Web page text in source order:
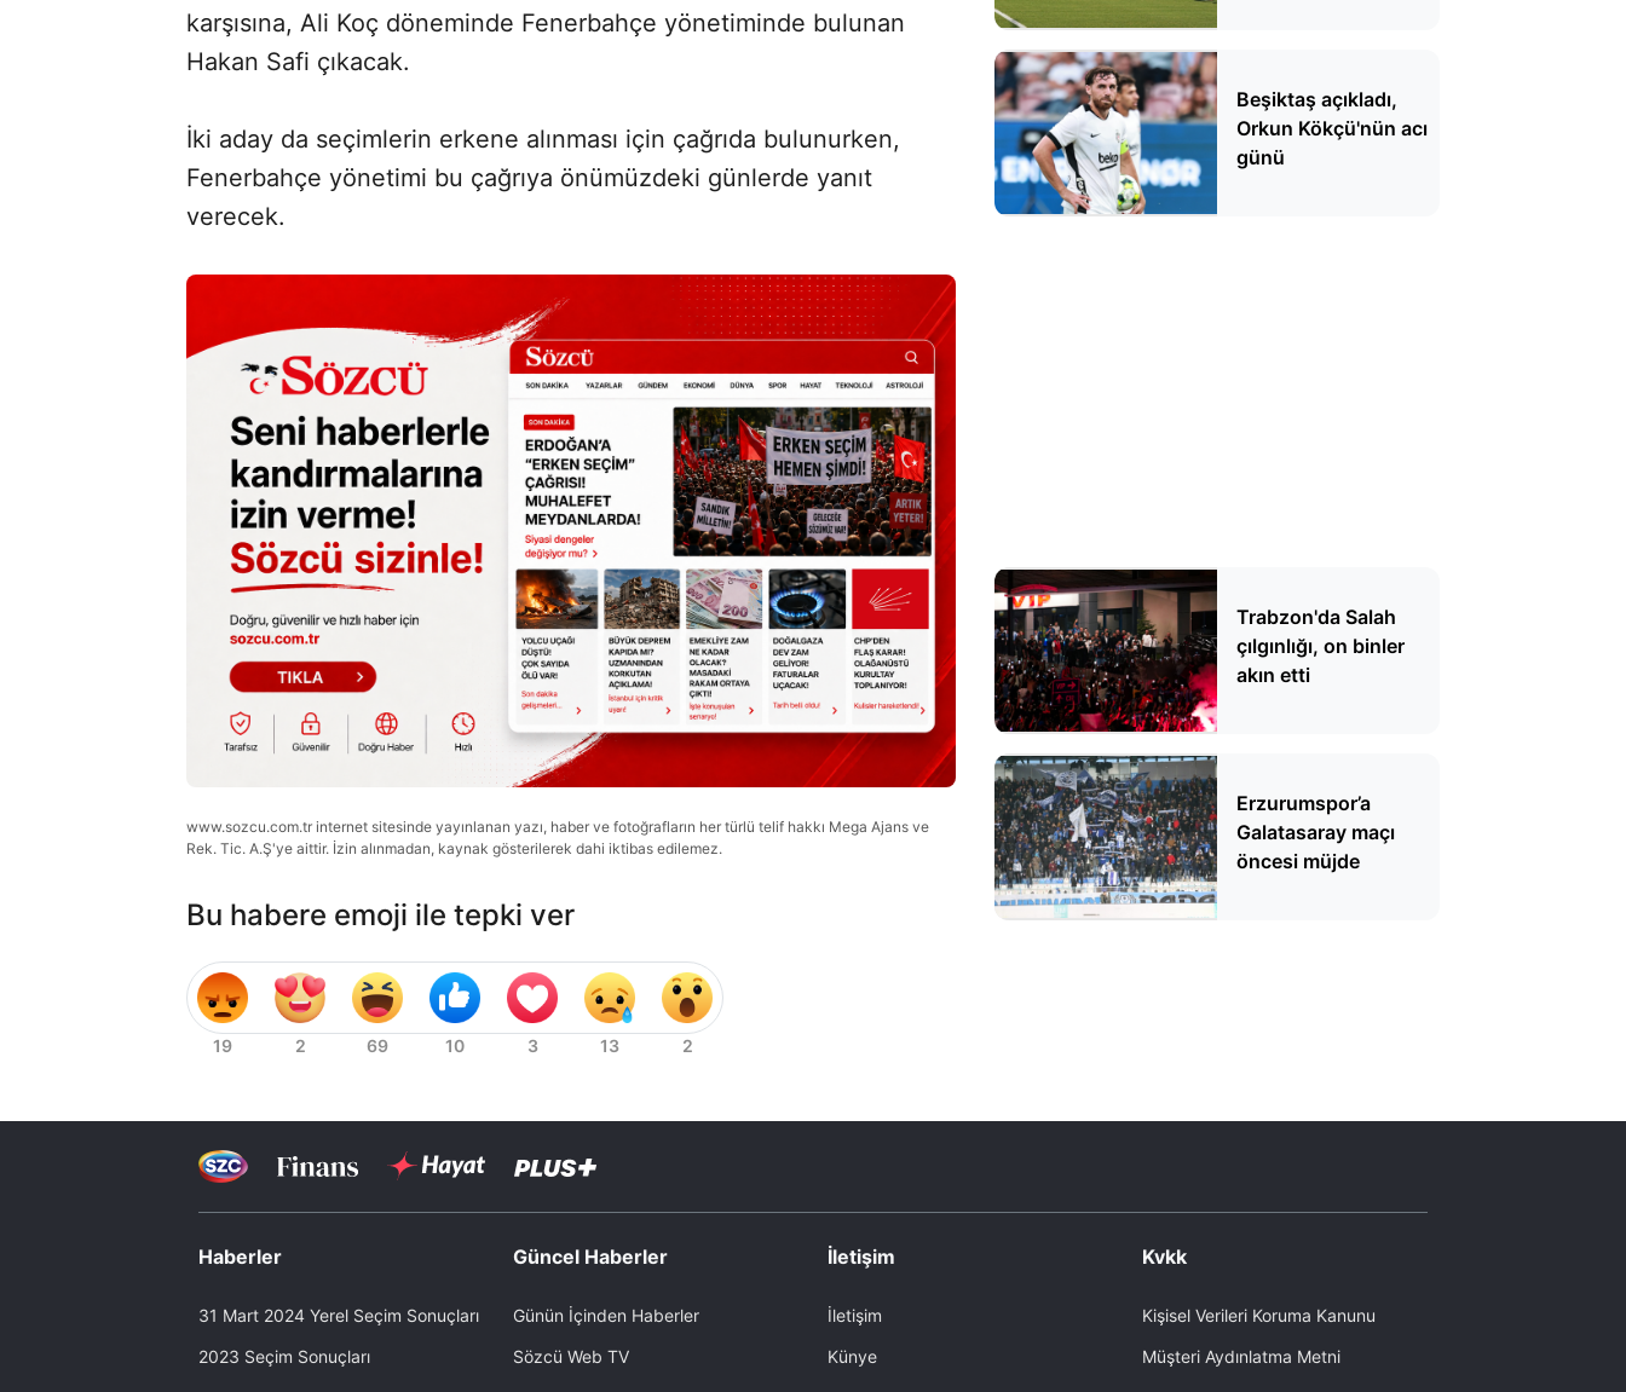
karşısına, Ali Koç döneminde Fenerbahçe yönetiminde bulunan
Hakan Safi çıkacak.
İki aday da seçimlerin erkene alınması için çağrıda bulunurken,
Fenerbahçe yönetimi bu çağrıya önümüzdeki günlerde yanıt
verecek.
www.sozcu.com.tr internet sitesinde yayınlanan yazı, haber ve fotoğrafların her türlü telif hakkı Mega Ajans ve
Rek. Tic. A.Ş'ye aittir. İzin alınmadan, kaynak gösterilerek dahi iktibas edilemez.
Bu habere emoji ile tepki ver
Beşiktaş açıkladı,
Orkun Kökçü'nün acı
günü
Trabzon'da Salah
çılgınlığı, on binler
akın etti
Erzurumspor’a
Galatasaray maçı
öncesi müjde
Haberler
31 Mart 2024 Yerel Seçim Sonuçları
2023 Seçim Sonuçları
Güncel Haberler
Günün İçinden Haberler
Sözcü Web TV
İletişim
İletişim
Künye
Kvkk
Kişisel Verileri Koruma Kanunu
Müşteri Aydınlatma Metni